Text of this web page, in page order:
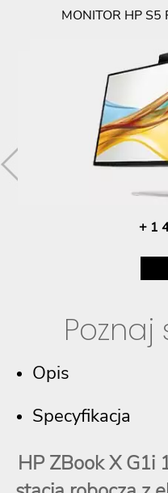
MONITOR HP
+ 1
Poznaj
Opis
Specyfikacja
HP ZBook X G1i